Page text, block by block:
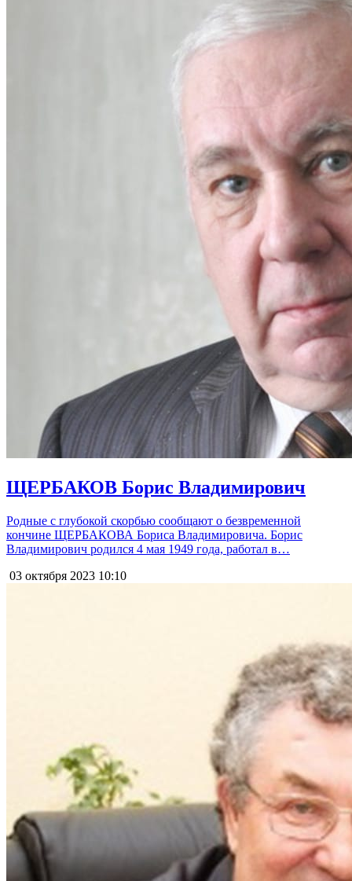
ЩЕРБАКОВ Борис Владимирович
Родные с глубокой скорбью сообщают о безвременной
кончине ЩЕРБАКОВА Бориса Владимировича. Борис
Владимирович родился 4 мая 1949 года, работал в…
03 октября 2023 10:10